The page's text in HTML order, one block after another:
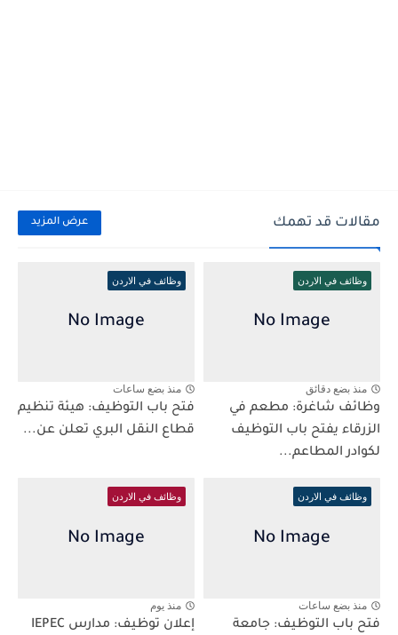
مقالات قد تهمك عرض المزيد
وظائف في الاردن
منذ بضع دقائق
وظائف شاغرة: مطعم في
الزرقاء يفتح باب التوظيف
لكوادر المطاعم...
وظائف في الاردن
منذ بضع ساعات
فتح باب التوظيف: هيئة تنظيم
قطاع النقل البري تعلن عن...
وظائف في الاردن
منذ بضع ساعات
فتح باب التوظيف: جامعة
وظائف في الاردن
منذ يوم
إعلان توظيف: مدارس IEPEC